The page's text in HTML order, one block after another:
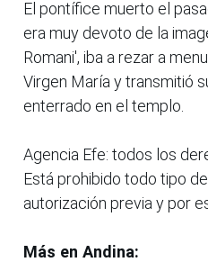
El pontífice muerto el
era muy devoto de la
Romani', iba a rezar a
Virgen María y transmitió
enterrado en el templo.
Agencia Efe: todos los
Está prohibido todo tipo
autorización previa y por
Más en Andina: